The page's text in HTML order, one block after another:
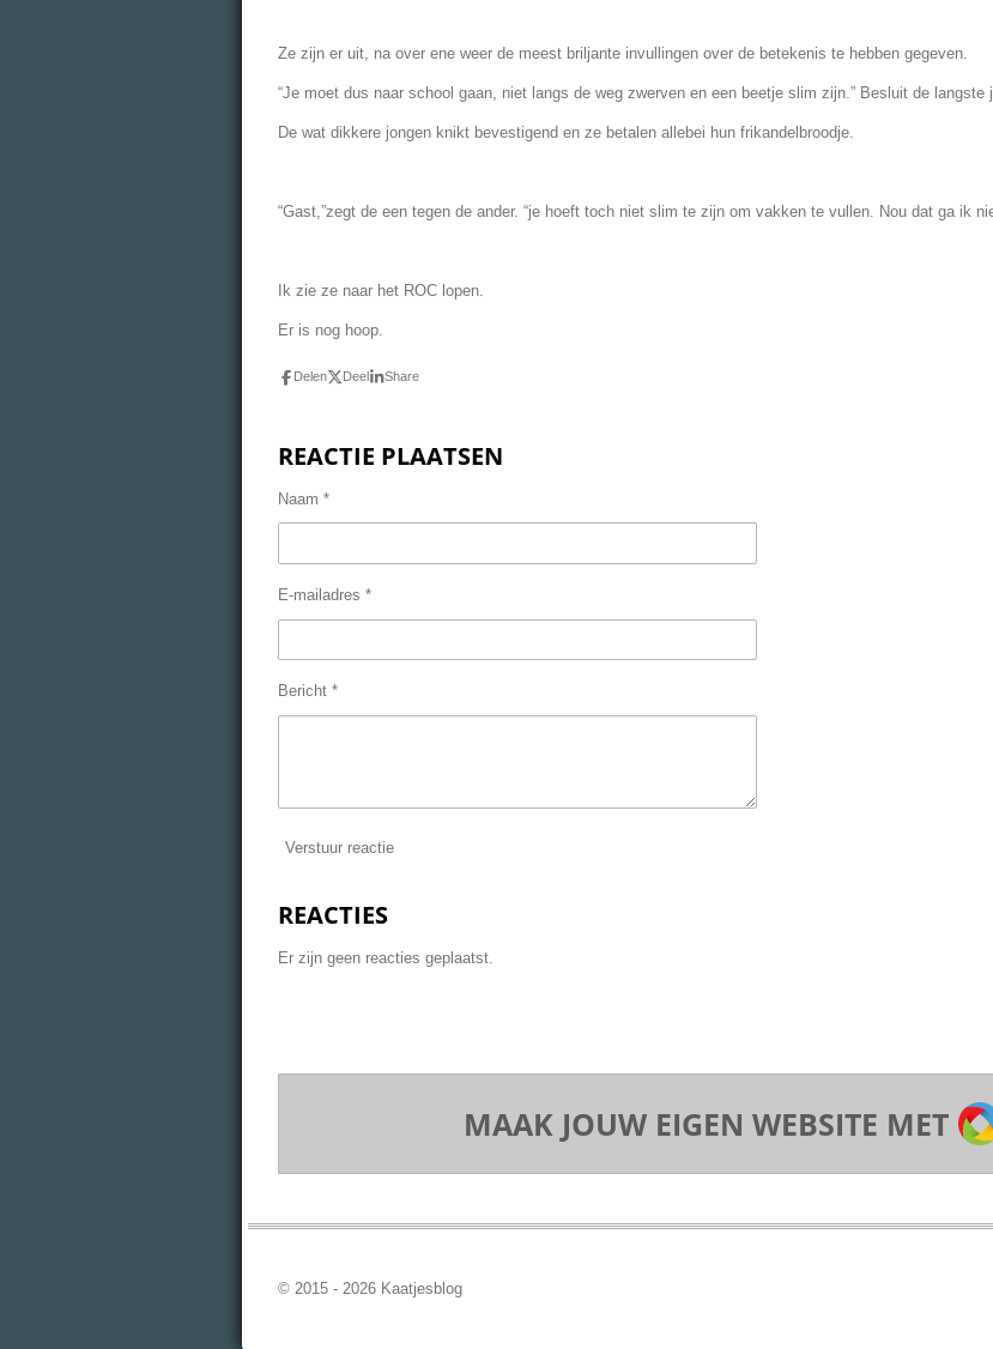
Ze zijn er uit, na over ene weer de meest briljante invullingen over de betekenis te hebben gegeven.
“Je moet dus naar school gaan, niet langs de weg zwerven en een beetje slim zijn.” Besluit de langste
De wat dikkere jongen knikt bevestigend en ze betalen allebei hun frikandelbroodje.
“Gast,”zegt de een tegen de ander. “je hoeft toch niet slim te zijn om vakken te vullen. Nou dat ga ik
Ik zie ze naar het ROC lopen.
Er is nog hoop.
Delen Deel Share
REACTIE PLAATSEN
Naam *
E-mailadres *
Bericht *
Verstuur reactie
REACTIES
Er zijn geen reacties geplaatst.
MAAK JOUW EIGEN WEBSITE MET
© 2015 - 2026 Kaatjesblog